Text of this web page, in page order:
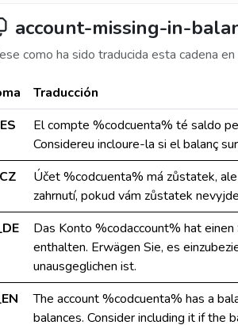
account-missing-in-
como ha sido traducida esta cadena
Traducción
El compte %codcuenta% té saldo
Considereu incloure-la si el balanç
Účet %codcuenta% má zůstatek,
zahrnutí, pokud vám zůstatek
Das Konto %codaccount% hat
enthalten. Erwägen Sie, es
unausgeglichen ist.
The account %codcuenta% has a
balances. Consider including it if the